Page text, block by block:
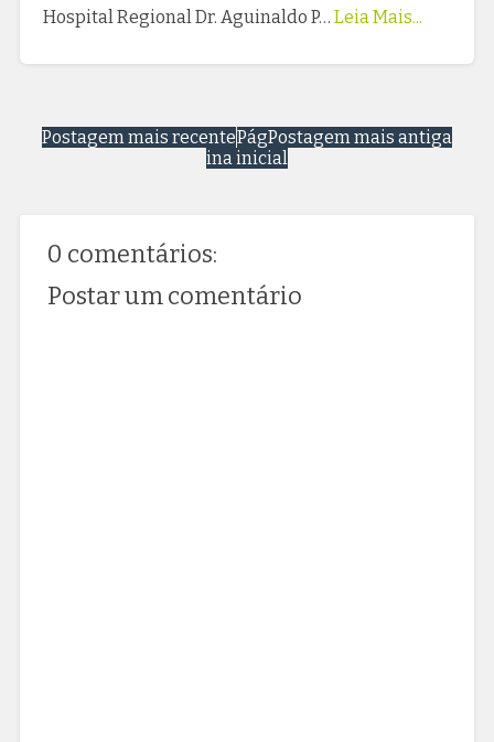
Hospital Regional Dr. Aguinaldo P… Leia Mais...
Postagem mais recente Postagem mais antiga
Pág
ina inicial
0 comentários:
Postar um comentário